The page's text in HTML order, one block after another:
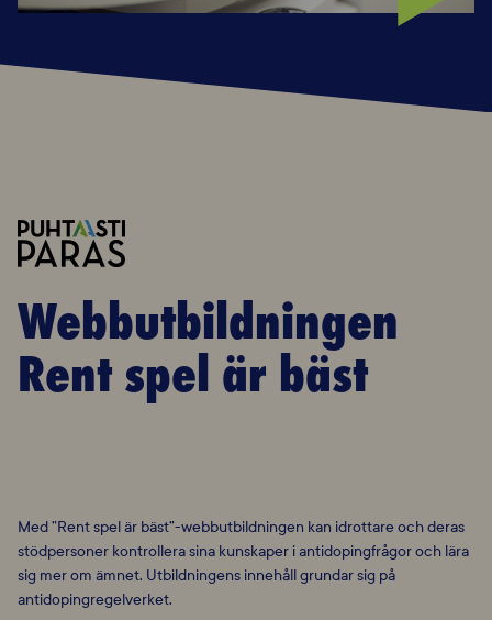
Webbutbildningen
Rent spel är bäst
Med ”Rent spel är bäst”-webbutbildningen kan idrottare och deras
stödpersoner kontrollera sina kunskaper i antidopingfrågor och lära
sig mer om ämnet. Utbildningens innehåll grundar sig på
antidopingregelverket.